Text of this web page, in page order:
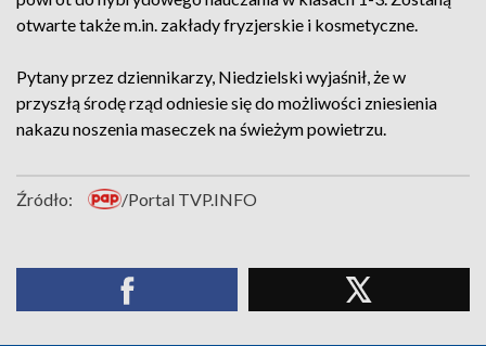
otwarte także m.in. zakłady fryzjerskie i kosmetyczne.
Pytany przez dziennikarzy, Niedzielski wyjaśnił, że w
przyszłą środę rząd odniesie się do możliwości zniesienia
nakazu noszenia maseczek na świeżym powietrzu.
Źródło: /Portal TVP.INFO